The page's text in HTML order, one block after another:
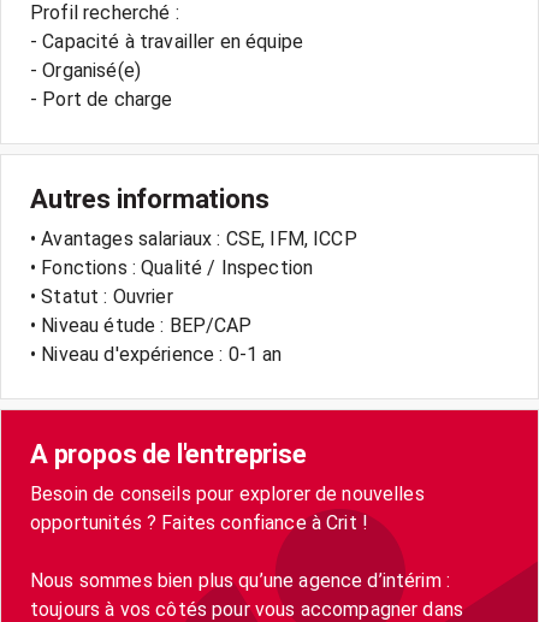
Profil recherché :
- Capacité à travailler en équipe
- Organisé(e)
- Port de charge
Autres informations
• Avantages salariaux : CSE, IFM, ICCP
• Fonctions : Qualité / Inspection
• Statut : Ouvrier
• Niveau étude : BEP/CAP
• Niveau d'expérience : 0-1 an
A propos de l'entreprise
Besoin de conseils pour explorer de nouvelles
opportunités ? Faites confiance à Crit !
Nous sommes bien plus qu’une agence d’intérim :
toujours à vos côtés pour vous accompagner dans